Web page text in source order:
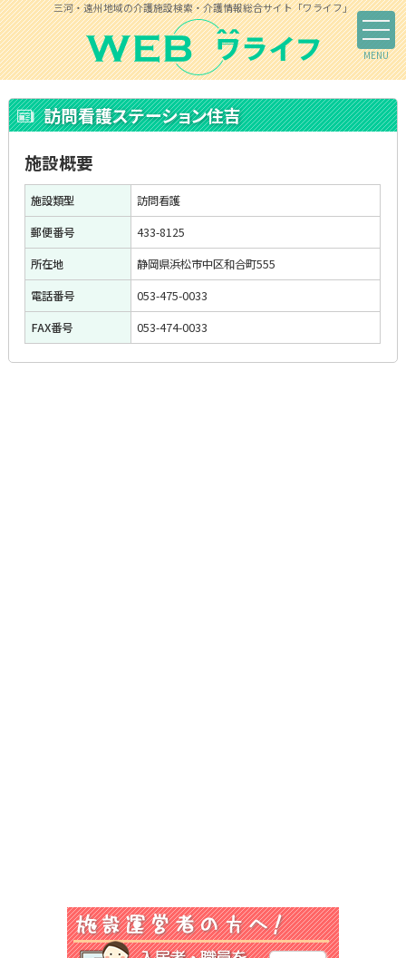
三河・遠州地域の介護施設検索・介護情報総合サイト「ワライフ」
訪問看護ステーション住吉
施設概要
施設類型
訪問看護
郵便番号
433-8125
所在地
静岡県浜松市中区和合町555
電話番号
053-475-0033
FAX番号
053-474-0033